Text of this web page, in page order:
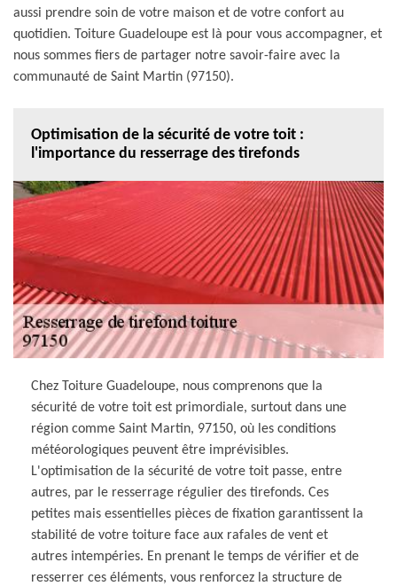
aussi prendre soin de votre maison et de votre confort au
quotidien. Toiture Guadeloupe est là pour vous accompagner, et
nous sommes fiers de partager notre savoir-faire avec la
communauté de Saint Martin (97150).
Optimisation de la sécurité de votre toit :
l'importance du resserrage des tirefonds
Chez Toiture Guadeloupe, nous comprenons que la
sécurité de votre toit est primordiale, surtout dans une
région comme Saint Martin, 97150, où les conditions
météorologiques peuvent être imprévisibles.
L'optimisation de la sécurité de votre toit passe, entre
autres, par le resserrage régulier des tirefonds. Ces
petites mais essentielles pièces de fixation garantissent la
stabilité de votre toiture face aux rafales de vent et
autres intempéries. En prenant le temps de vérifier et de
resserrer ces éléments, vous renforcez la structure de